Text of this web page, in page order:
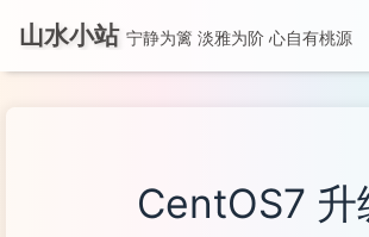
山水小站 宁静为篱 淡雅为阶 心自有桃源
CentOS7 升